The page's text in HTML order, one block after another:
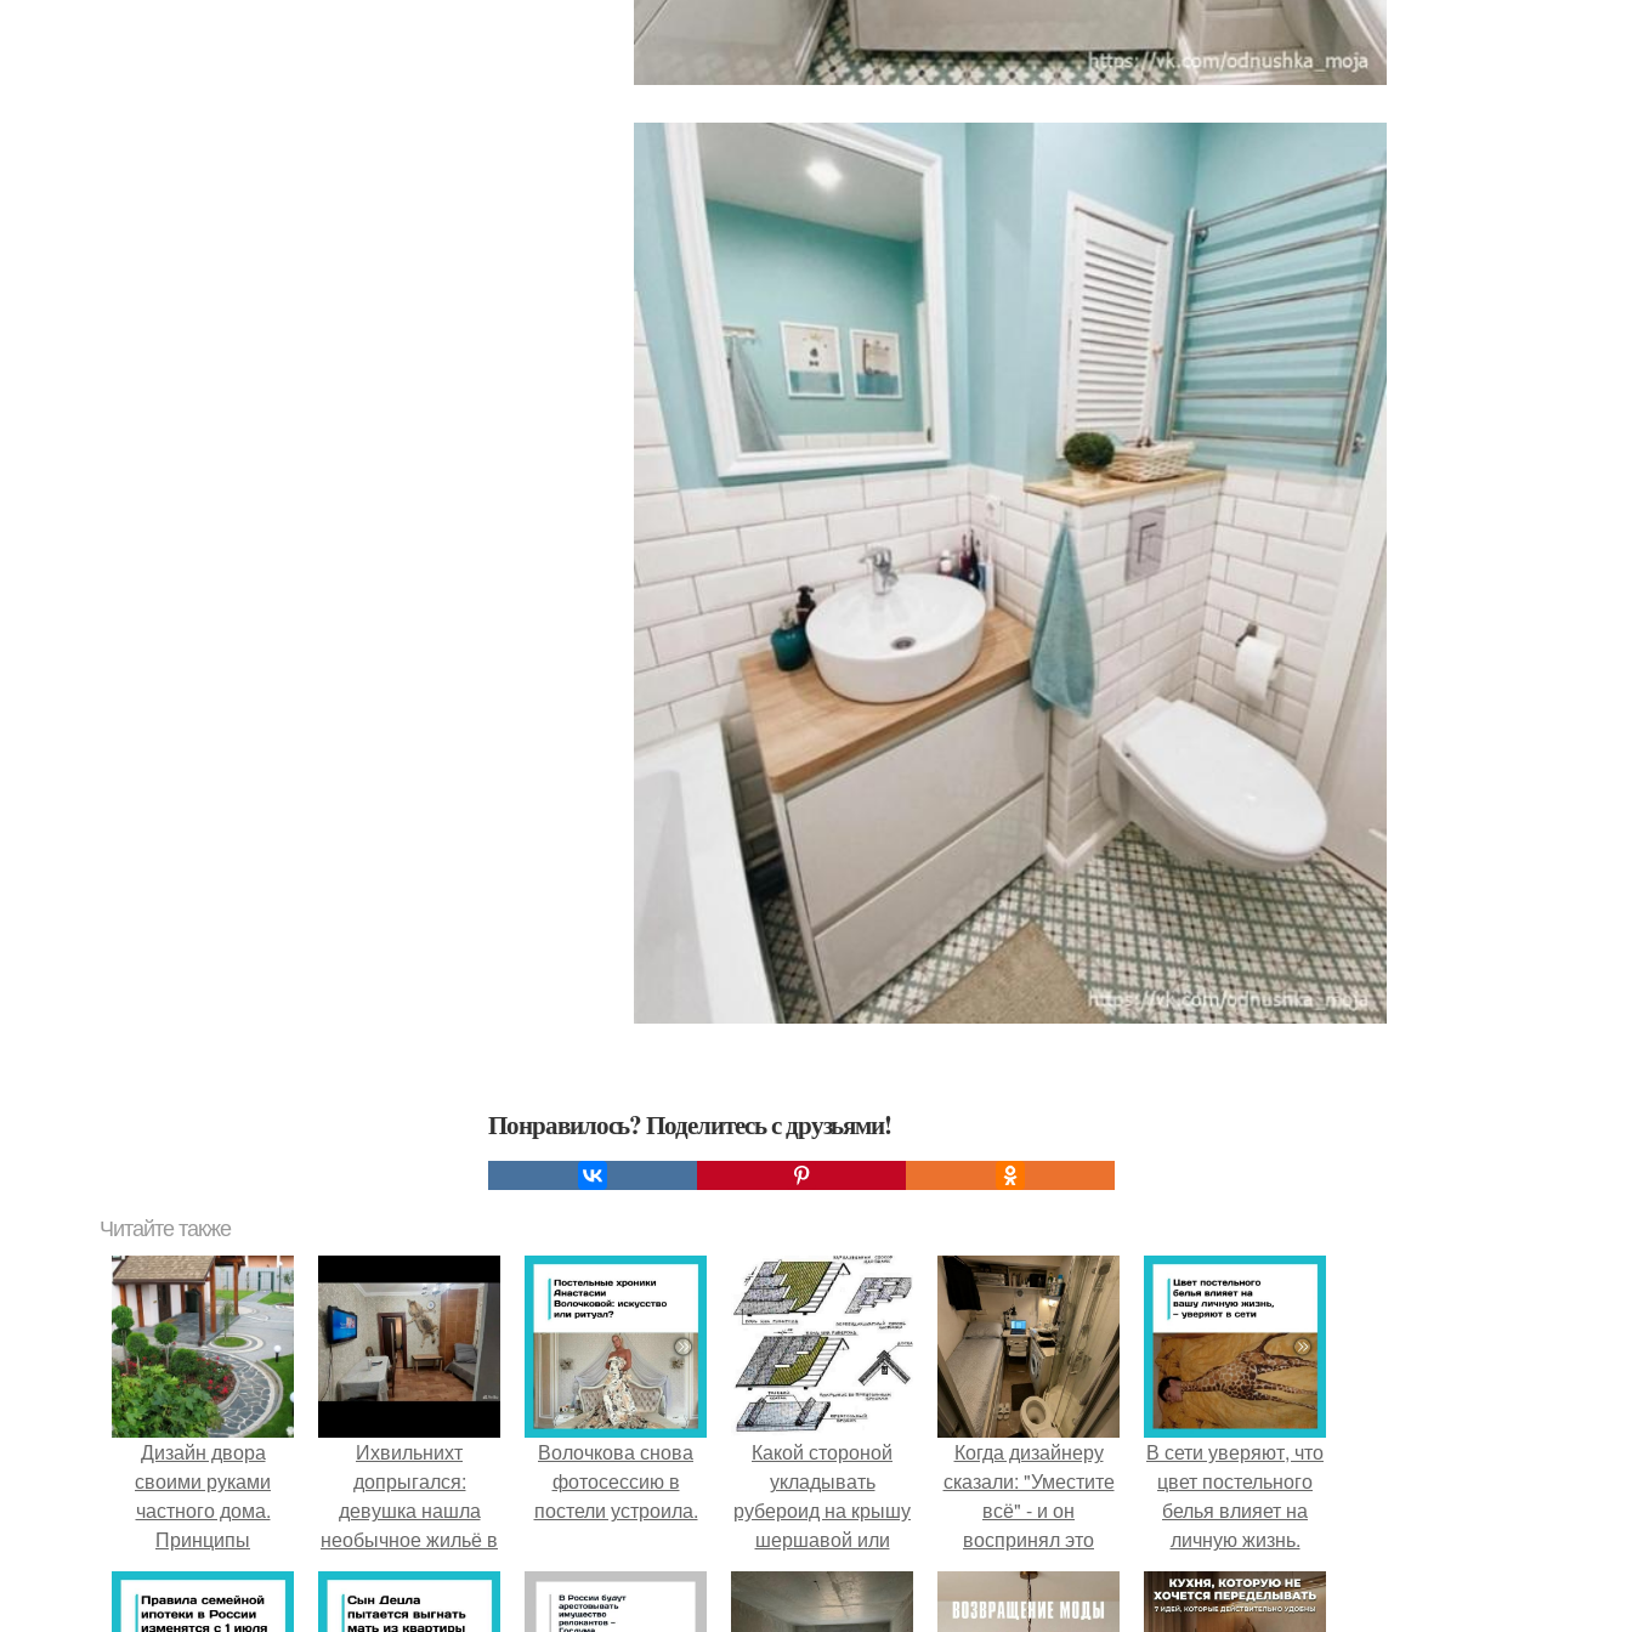
Понравилось? Поделитесь с друзьями!
Читайте также
Дизайн двора
своими руками
частного дома.
Принципы
планировки двора
возле частного
Ихвильнихт
допрыгался:
девушка нашла
необычное жильё в
Пятигорске.
Волочкова снова
фотосессию в
постели устроила.
Какой стороной
укладывать
рубероид на крышу
шершавой или
гладкой.
Определяем
Когда дизайнеру
сказали: "Уместите
всё" - и он
воспринял это
слишком
буквально.
В сети уверяют, что
цвет постельного
белья влияет на
личную жизнь.